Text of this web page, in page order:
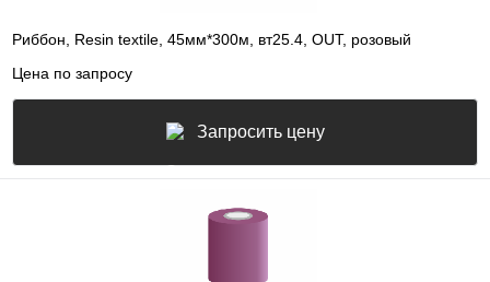
Риббон, Resin textile, 45мм*300м, вт25.4, OUT, розовый
Цена по запросу
Запросить цену